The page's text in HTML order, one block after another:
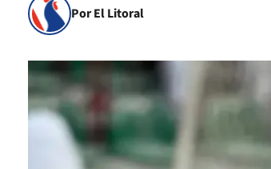
Por El Litoral